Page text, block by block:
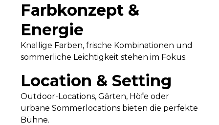
Farbkonzept &
Energie
Knallige Farben, frische Kombinationen und
sommerliche Leichtigkeit stehen im Fokus.
Location & Setting
Outdoor-Locations, Gärten, Höfe oder
urbane Sommerlocations bieten die perfekte
Bühne.